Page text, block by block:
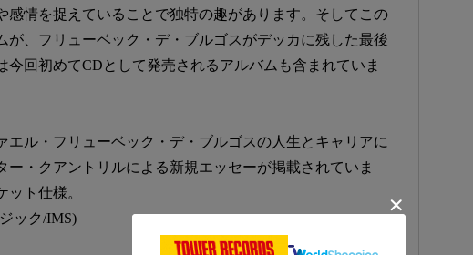
感情を捉えていることで独特の趣があります。そしてこの
が、フリューベック・デ・ブルゴスがデッカに残した最後
今回初めてCDとして発売されるアルバムも含まれていま
エル・フリューベック・デ・ブルゴスの人生とキャリアに
ー・クアントリルによる新規エッセーが掲載されていま
ト仕様。
ック/IMS)